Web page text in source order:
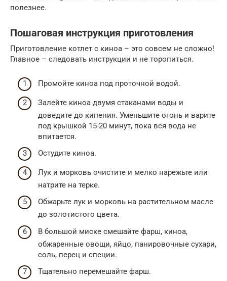
полезнее.
Пошаговая инструкция приготовления
Приготовление котлет с киноа – это совсем не сложно!
Главное – следовать инструкции и не торопиться.
Промойте киноа под проточной водой.
Залейте киноа двумя стаканами воды и
доведите до кипения. Уменьшите огонь и варите
под крышкой 15-20 минут, пока вся вода не
впитается.
Остудите киноа.
Лук и морковь очистите и мелко нарежьте или
натрите на терке.
Обжарьте лук и морковь на растительном масле
до золотистого цвета.
В большой миске смешайте фарш, киноа,
обжаренные овощи, яйцо, панировочные сухари,
соль, перец и специи.
Тщательно перемешайте фарш.